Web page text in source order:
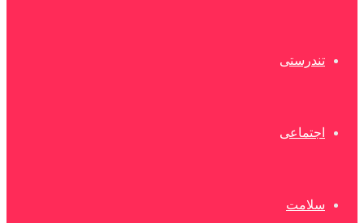
تندرستی
اجتماعی
سلامت